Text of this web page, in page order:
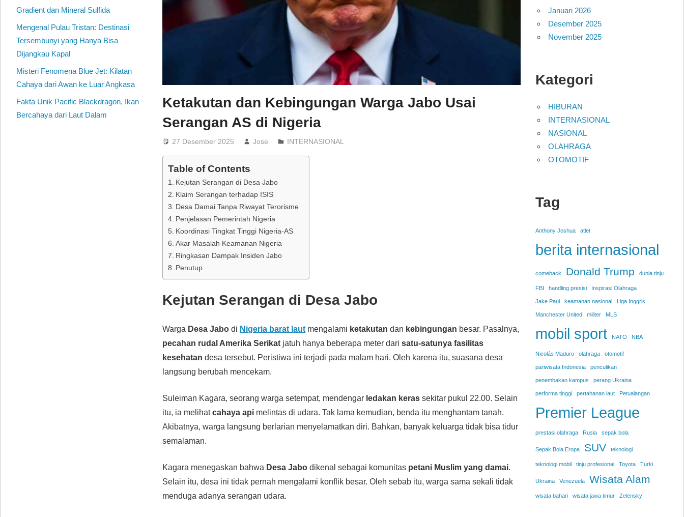
Ketakutan dan Kebingungan Warga Jabo Usai
Serangan AS di Nigeria
27 Desember 2025 Jose INTERNASIONAL
Table of Contents
Kejutan Serangan di Desa Jabo
Klaim Serangan terhadap ISIS
Desa Damai Tanpa Riwayat Terorisme
Penjelasan Pemerintah Nigeria
Koordinasi Tingkat Tinggi Nigeria-AS
Akar Masalah Keamanan Nigeria
Ringkasan Dampak Insiden Jabo
Penutup
Kejutan Serangan di Desa Jabo
Warga Desa Jabo di Nigeria barat laut mengalami ketakutan dan kebingungan besar. Pasalnya,
pecahan rudal Amerika Serikat jatuh hanya beberapa meter darisatu-satunya fasilitas
kesehatan desa tersebut. Peristiwa ini terjadi pada malam hari. Oleh karena itu, suasana desa
langsung berubah mencekam.
Suleiman Kagara, seorang warga setempat, mendengar ledakan keras sekitar pukul 22.00. Selain
itu, ia melihatcahaya api melintas di udara. Tak lama kemudian, benda itu menghantam tanah.
Akibatnya, warga langsung berlarian menyelamatkan diri. Bahkan, banyak keluarga tidak bisa tidur
semalaman.
Kagara menegaskan bahwa Desa Jabo dikenal sebagai komunitas petani Muslim yang damai.
Selain itu, desa ini tidak pernah mengalami konflik besar. Oleh sebab itu, warga sama sekali tidak
menduga adanya serangan udara.
Gradient dan Mineral Sulfida
Mengenal Pulau Tristan: Destinasi
Tersembunyi yang Hanya Bisa
Dijangkau Kapal
Misteri Fenomena Blue Jet: Kilatan
Cahaya dari Awan ke Luar Angkasa
Fakta Unik Pacific Blackdragon, Ikan
Bercahaya dari Laut Dalam
Januari 2026
Desember 2025
November 2025
Kategori
HIBURAN
INTERNASIONAL
NASIONAL
OLAHRAGA
OTOMOTIF
Tag
Anthony Joshua atlet
berita internasional
comeback Donald Trump dunia tinju
FBI handling presisi Inspirasi Olahraga
Jake Paul keamanan nasional Liga Inggris
Manchester United militer MLS
mobil sport NATO NBA
Nicolás Maduro olahraga otomotif
pariwisata Indonesia penculikan
penembakan kampus perang Ukraina
performa tinggi pertahanan laut Petualangan
Premier League
prestasi olahraga Rusia sepak bola
Sepak Bola Eropa SUV teknologi
teknologi mobil tinju profesional Toyota Turki
Ukraina Venezuela Wisata Alam
wisata bahari wisata jawa timur Zelensky